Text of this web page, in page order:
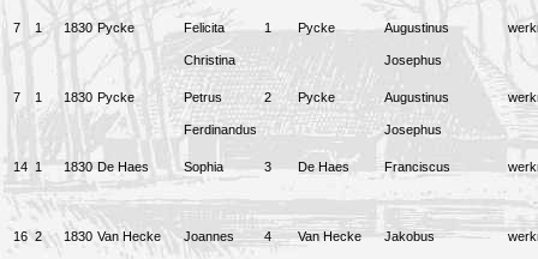
7 1 1830 Pycke Felicita
Christina
1 Pycke Augustinus
Josephus
7 1 1830 Pycke Petrus
Ferdinandus
2 Pycke Augustinus
Josephus
14 1 1830 De Haes Sophia 3 De Haes Franciscus
16 2 1830 Van Hecke Joannes 4 Van Hecke Jakobus